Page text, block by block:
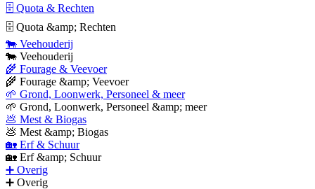
🗄 Quota & Rechten
🗄 Quota &amp; Rechten
🐄 Veehouderij
🐄 Veehouderij
🌾 Fourage & Veevoer
🌾 Fourage &amp; Veevoer
🌱 Grond, Loonwerk, Personeel & meer
🌱 Grond, Loonwerk, Personeel &amp; meer
💩 Mest & Biogas
💩 Mest &amp; Biogas
🏡 Erf & Schuur
🏡 Erf &amp; Schuur
➕ Overig
➕ Overig